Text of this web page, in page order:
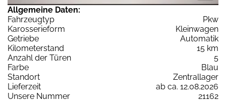
Allgemeine Daten:
Fahrzeugtyp
Pkw
Karosserieform
Kleinwagen
Getriebe
Automatik
Kilometerstand
15 km
Anzahl der Türen
5
Farbe
Blau
Standort
Zentrallager
Lieferzeit
ab ca. 12.08.2026
Unsere Nummer
21162